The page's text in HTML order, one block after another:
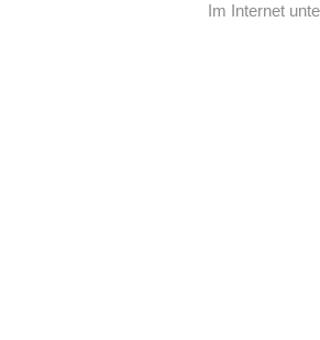
Im Internet